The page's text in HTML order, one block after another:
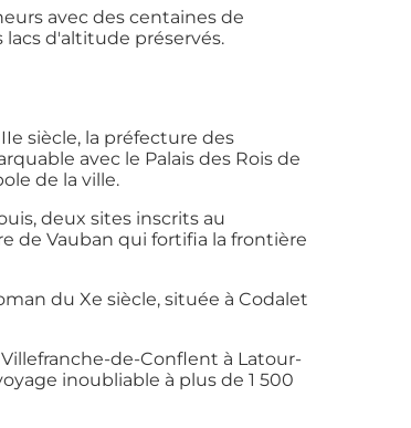
avec des centaines de
d'altitude préservés.
siècle, la préfecture des
avec le Palais des Rois de
de la ville.
deux sites inscrits au
de Vauban qui fortifia la frontière
du Xe siècle, située à Codalet
de-Conflent à Latour-
inoubliable à plus de 1 500